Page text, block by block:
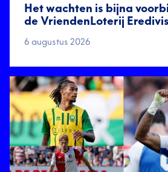
Het wachten is bijna
de VriendenLoterij
6 augustus 2026